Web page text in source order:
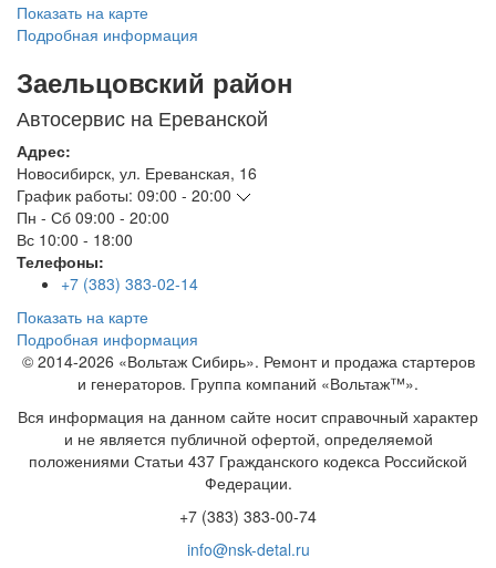
Показать на карте
Подробная информация
Заельцовский район
Автосервис на Ереванской
Адрес:
Новосибирск, ул. Ереванская, 16
График работы: 09:00 - 20:00
Пн - Сб 09:00 - 20:00
Вс 10:00 - 18:00
Телефоны:
+7 (383) 383-02-14
Показать на карте
Подробная информация
© 2014-2026 «Вольтаж Сибирь». Ремонт и продажа стартеров
и генераторов. Группа компаний «Вольтаж™».
Вся информация на данном сайте носит справочный характер
и не является публичной офертой, определяемой
положениями Статьи 437 Гражданского кодекса Российской
Федерации.
+7 (383) 383-00-74
info@nsk-detal.ru